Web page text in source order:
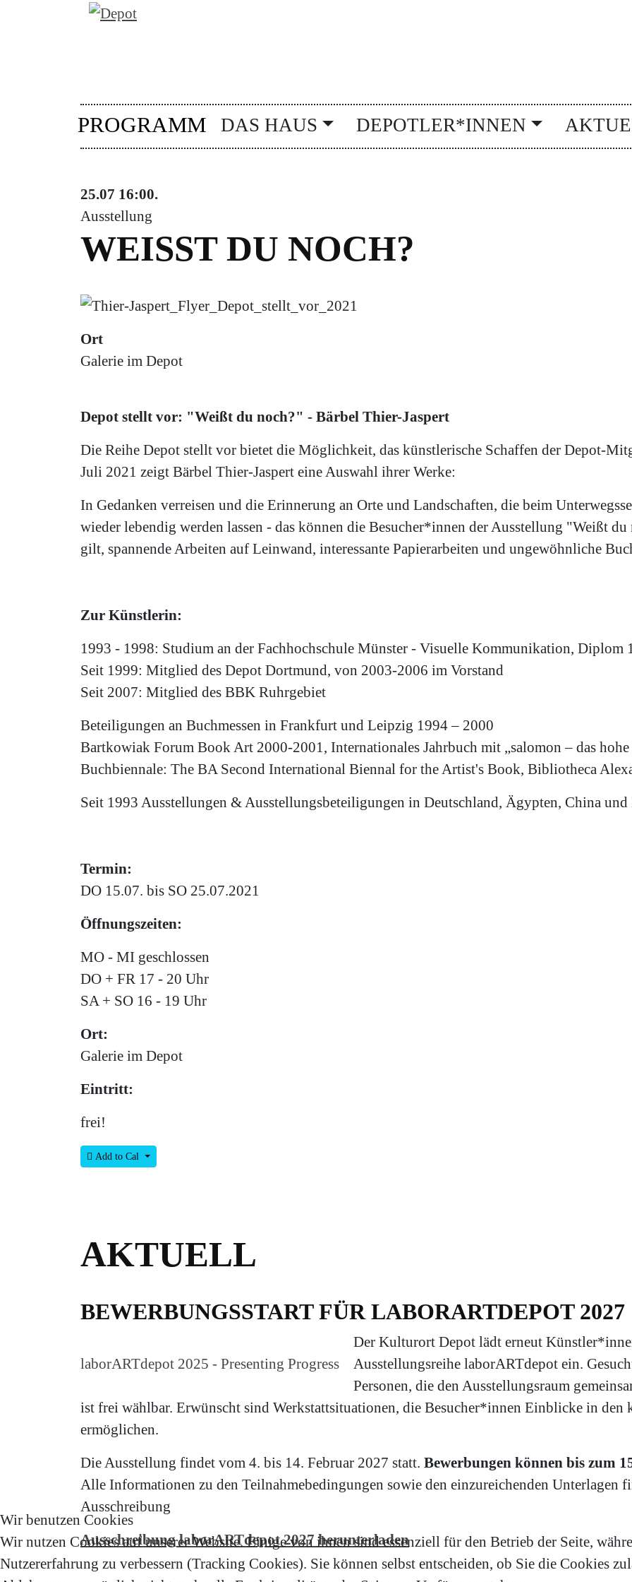
PROGRAMM DAS HAUS DEPOTLER*INNEN
25.07 16:00.
Ausstellung
WEISST DU NOCH?
Ort
Galerie im Depot
Depot stellt vor: "Weißt du noch?" - Bärbel Thier-Jaspert
Die Reihe Depot stellt vor bietet die Möglichkeit, das künstlerische Schaffen der Depot-
Juli 2021 zeigt Bärbel Thier-Jaspert eine Auswahl ihrer Werke:
In Gedanken verreisen und die Erinnerung an Orte und Landschaften, die beim
wieder lebendig werden lassen - das können die Besucher*innen der Ausstellung "Weißt
gilt, spannende Arbeiten auf Leinwand, interessante Papierarbeiten und ungewöhnliche
Zur Künstlerin:
1993 - 1998: Studium an der Fachhochschule Münster - Visuelle Kommunikation, Diplom
Seit 1999: Mitglied des Depot Dortmund, von 2003-2006 im Vorstand
Seit 2007: Mitglied des BBK Ruhrgebiet
Beteiligungen an Buchmessen in Frankfurt und Leipzig 1994 – 2000
Bartkowiak Forum Book Art 2000-2001, Internationales Jahrbuch mit „salomon – das
Buchbiennale: The BA Second International Biennal for the Artist's Book, Bibliotheca
Seit 1993 Ausstellungen & Ausstellungsbeteiligungen in Deutschland, Ägypten, China und
Termin:
DO 15.07. bis SO 25.07.2021
Öffnungszeiten:
MO - MI geschlossen
DO + FR 17 - 20 Uhr
SA + SO 16 - 19 Uhr
Ort:
Galerie im Depot
Eintritt:
frei!
Add to Cal
AKTUELL
BEWERBUNGSSTART FÜR LABORARTDEPOT 2027
laborARTdepot 2025 - Presenting Progress
Der Kulturort Depot lädt erneut
Ausstellungsreihe laborARTdepot ein.
Personen, die den Ausstellungsraum
ist frei wählbar. Erwünscht sind Werkstattsituationen, die Besucher*innen Einblicke in den
ermöglichen.
Die Ausstellung findet vom 4. bis 14. Februar 2027 statt. Bewerbungen können bis zum
Alle Informationen zu den Teilnahmebedingungen sowie den einzureichenden Unterlagen
Ausschreibung
Ausschreibung laborARTdepot 2027 herunterladen
Wir benutzen Cookies
Wir nutzen Cookies auf unserer Website. Einige von ihnen sind essenziell für den Betrieb der Seite,
Nutzererfahrung zu verbessern (Tracking Cookies). Sie können selbst entscheiden, ob Sie die Cookies